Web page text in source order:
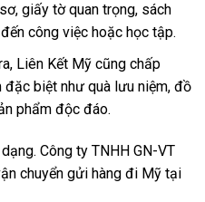
giấy tờ quan trọng, sách
công việc hoặc học tập.
Liên Kết Mỹ cũng chấp
đặc biệt như quà lưu niệm, đồ
phẩm độc đáo.
Công ty TNHH GN-VT
chuyển gửi hàng đi Mỹ tại